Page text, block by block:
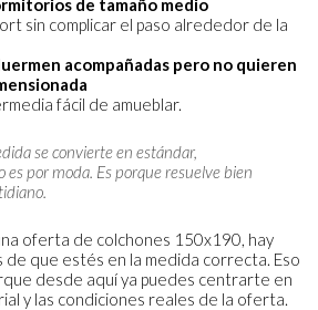
sin complicar el paso alrededor de la
acompañadas pero no quieren
fácil de amueblar.
se convierte en estándar,
es por moda. Es porque resuelve bien
oferta de colchones 150x190, hay
de que estés en la medida correcta. Eso
desde aquí ya puedes centrarte en
y las condiciones reales de la oferta.